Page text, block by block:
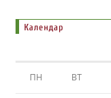
Календар
ПН ВТ